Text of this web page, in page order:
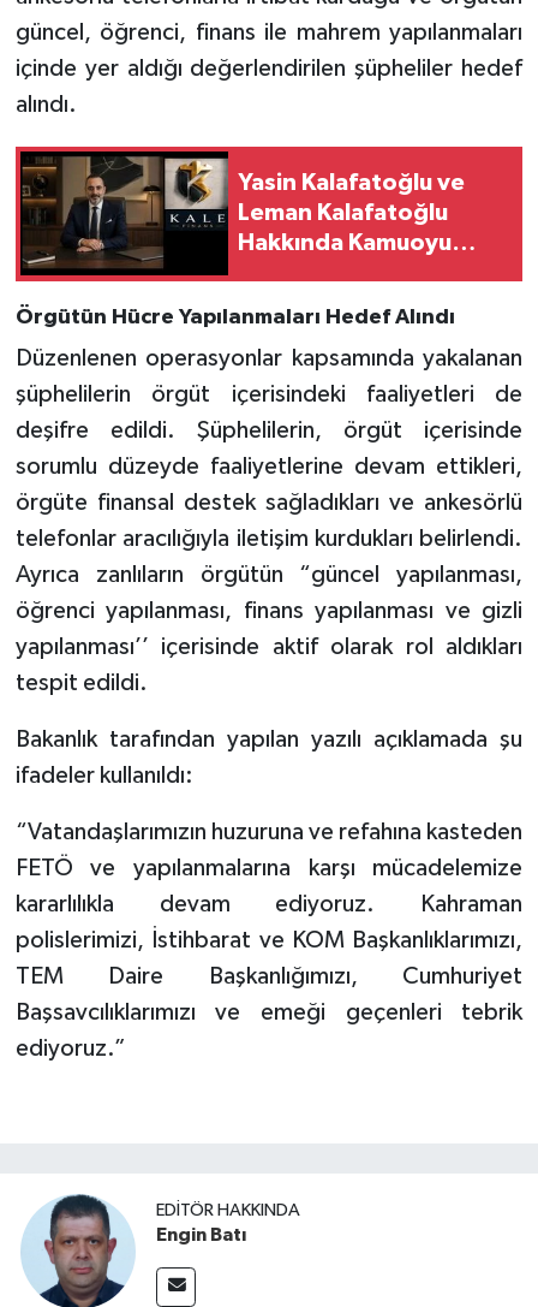
güncel, öğrenci, finans ile mahrem yapılanmaları
içinde yer aldığı değerlendirilen şüpheliler hedef
alındı.
Yasin Kalafatoğlu ve
Leman Kalafatoğlu
Hakkında Kamuoyu
Örgütün Hücre Yapılanmaları Hedef Alındı
Düzenlenen operasyonlar kapsamında yakalanan
şüphelilerin örgüt içerisindeki faaliyetleri de
deşifre edildi. Şüphelilerin, örgüt içerisinde
sorumlu düzeyde faaliyetlerine devam ettikleri,
örgüte finansal destek sağladıkları ve ankesörlü
telefonlar aracılığıyla iletişim kurdukları belirlendi.
Ayrıca zanlıların örgütün “güncel yapılanması,
öğrenci yapılanması, finans yapılanması ve gizli
yapılanması’’ içerisinde aktif olarak rol aldıkları
tespit edildi.
Bakanlık tarafından yapılan yazılı açıklamada şu
ifadeler kullanıldı:
“Vatandaşlarımızın huzuruna ve refahına kasteden
FETÖ ve yapılanmalarına karşı mücadelemize
kararlılıkla devam ediyoruz. Kahraman
polislerimizi, İstihbarat ve KOM Başkanlıklarımızı,
TEM Daire Başkanlığımızı, Cumhuriyet
Başsavcılıklarımızı ve emeği geçenleri tebrik
ediyoruz.”
EDITÖR HAKKINDA
Engin Batı